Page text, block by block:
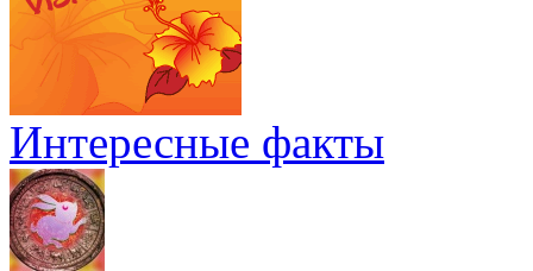
Интересные факты